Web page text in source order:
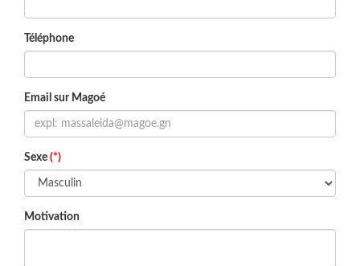
Téléphone
Email sur Magoé
Sexe (*)
Motivation